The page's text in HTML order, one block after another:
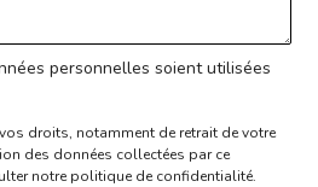
personnelles soient utilisées
droits, notamment de retrait de votre
des données collectées par ce
notre politique de confidentialité.